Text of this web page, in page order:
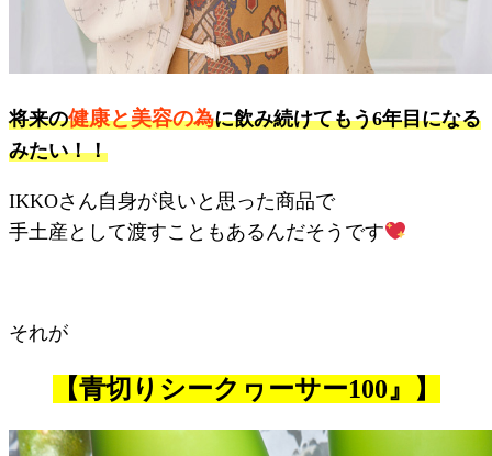
将来の健康と美容の為に飲み続けてもう6年目になる
みたい！！
IKKOさん自身が良いと思った商品で
手土産として渡すこともあるんだそうです
それが
【青切りシークヮーサー100』】